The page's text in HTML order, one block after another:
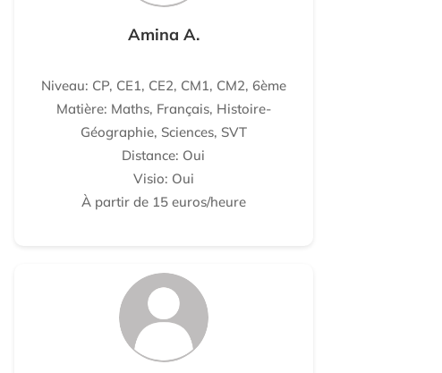
Amina A.
Niveau: CP, CE1, CE2, CM1, CM2, 6ème
Matière: Maths, Français, Histoire-
Géographie, Sciences, SVT
Distance: Oui
Visio: Oui
À partir de 15 euros/heure